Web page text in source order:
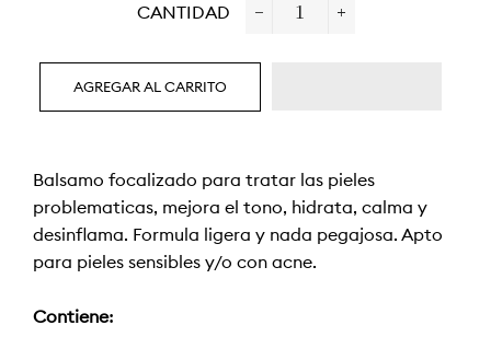
CANTIDAD
AGREGAR AL CARRITO
Bálsamo focalizado para tratar las pieles
problemáticas, mejora el tono, hidrata, calma y
desinflama. Fórmula ligera y nada pegajosa. Apto
para pieles sensibles y/o con acné.
Contiene: